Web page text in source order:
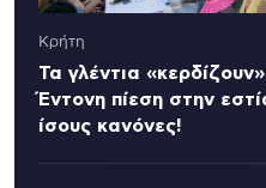
Κρήτη
Τα γλέντια
Έντονη πίεση στην
ίσους κανόνες!